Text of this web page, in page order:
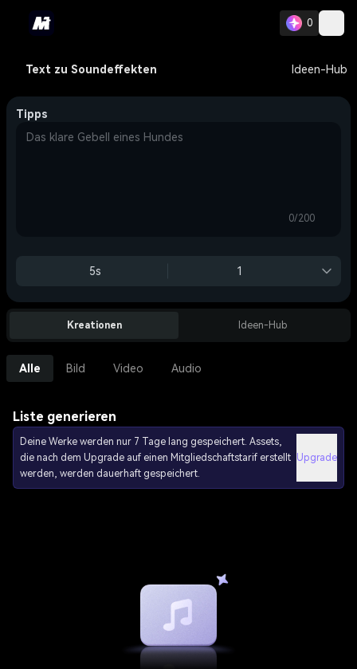
0
Text zu Soundeffekten Ideen-Hub
Tipps
0/200
5s 1
Kreationen Ideen-Hub
Alle Bild Video Audio
Liste generieren
Deine Werke werden nur 7 Tage lang gespeichert. Assets,
die nach dem Upgrade auf einen Mitgliedschaftstarif erstellt
werden, werden dauerhaft gespeichert.
Upgrade